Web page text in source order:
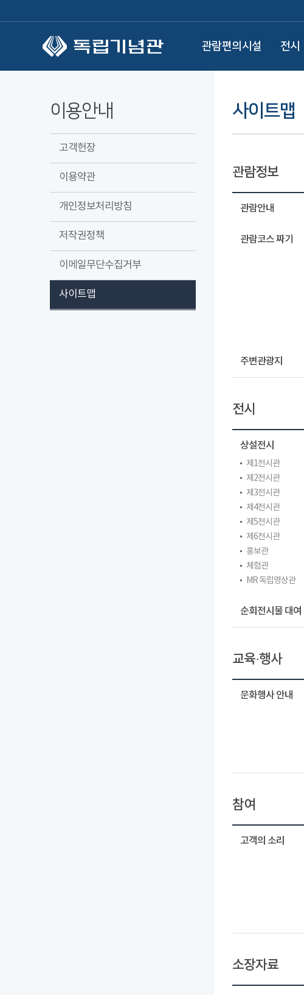
관람편의시설 전시
이용안내
고객헌장
이용약관
개인정보처리방침
저작권정책
이메일무단수집거부
사이트맵
사이트맵
관람정보
관람안내
관람코스 짜기
주변관광지
전시
상설전시
제1전시관
제2전시관
제3전시관
제4전시관
제5전시관
제6전시관
홍보관
체험관
MR 독립영상관
순회전시물 대여
교육·행사
문화행사 안내
참여
고객의 소리
소장자료